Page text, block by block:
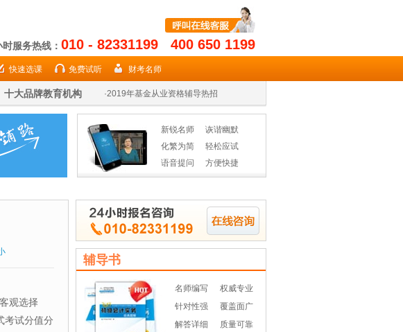
服务热线： 010 - 82331199 400 650 1199
快速选课 免费试听 财考名师
大品牌教育机构
·2019年期货从业名师授课高效省时
2019证券在手 券商无忧
·2019年基金从业资格辅导热招
·2019证券在手 券商无忧
·2019年基金从业资格辅导热招
新锐名师
诙谐幽默
化繁为简
轻松应试
语音提问
方便快捷
观选择
考试分值分
辅导书
名师编写
权威专业
针对性强
覆盖面广
解答详细
质量可靠